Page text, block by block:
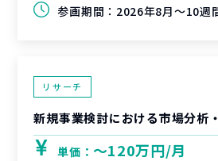
参画期間： 2026年8月～10週
リサーチ
新規事業検討における市場分析
単価： 〜120万円/月